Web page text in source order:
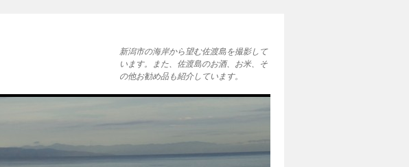
新潟市の海岸から望む佐渡島を撮影して
います。また、佐渡島のお酒、お米、そ
の他お勧め品も紹介しています。